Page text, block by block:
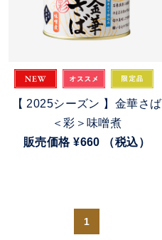
【 2025シーズン 】金華さば
＜彩＞味噌煮
販売価格¥660 （税込）
1